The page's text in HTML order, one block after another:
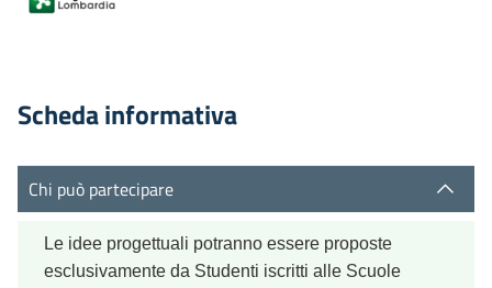
Scheda informativa
Chi può partecipare
Le idee progettuali potranno essere proposte
esclusivamente da Studenti iscritti alle Scuole